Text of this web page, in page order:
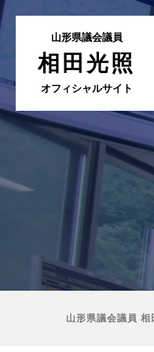
山形県議会議員
相田光照
オフィシャルサイト
山形県議会議員 相